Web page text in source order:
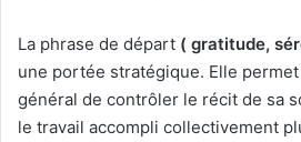
La phrase de départ ( gratitude,
une portée stratégique. Elle permet
général de contrôler le récit de sa
le travail accompli collectivement